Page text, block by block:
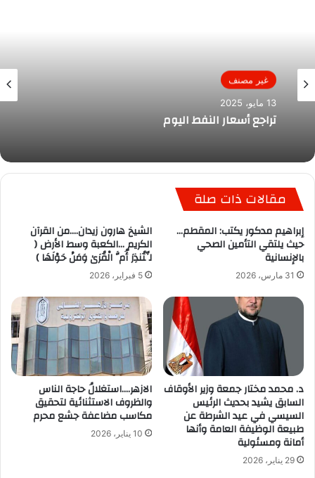
غير مصنف
13 مايو، 2025
تراجع أسعار النفط اليوم
مقالات ذات صلة
إبراهيم مدكور يكتب: المقطم…
حيث يلتقي التأمين الصحي
بالإنسانية
31 مارس، 2026
الشيخ هارون زيدان….من القرآن
الكريم …الكعبة وسط الأرض (
لِّتُنذِرَ أُمَّ الْقُرَىٰ وَمَنْ حَوْلَهَا )
5 فبراير، 2026
د. محمد مختار جمعة وزير الأوقاف
السابق يشيد بحديث الرئيس
السيسي في عيد الشرطة عن
طبيعة الوظيفة العامة وأنها
أمانة ومسئولية
29 يناير، 2026
الازهر….استغلالُ حاجة الناس
والظروف الاستثنائية لتحقيق
مكاسب مضاعفة جشع محرم
10 يناير، 2026